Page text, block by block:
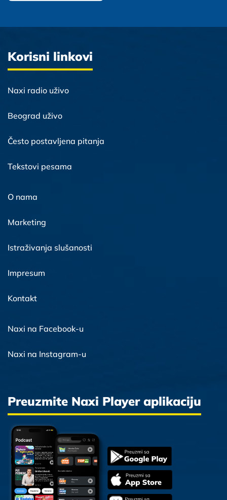
Korisni linkovi
Naxi radio uživo
Beograd uživo
Često postavljena pitanja
Tekstovi pesama
O nama
Marketing
Istraživanja slušanosti
Impresum
Kontakt
Naxi na Facebook-u
Naxi na Instagram-u
Preuzmite Naxi Player aplikaciju